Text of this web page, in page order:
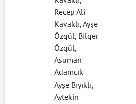
Recep Ali
Kavaklı, Ayşe
Özgül, Bilger
Özgül,
Asuman
Adamcık
Ayşe Bıyıklı,
Aytekin